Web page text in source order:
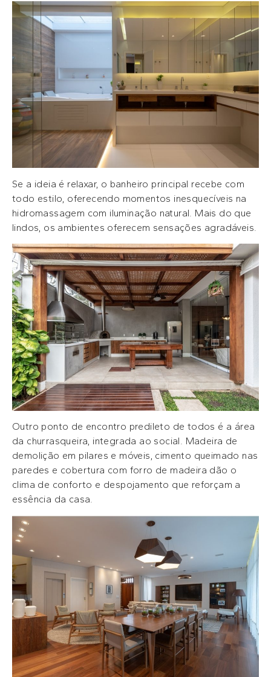
Se a ideia é relaxar, o banheiro principal recebe com
todo estilo, oferecendo momentos inesquecíveis na
hidromassagem com iluminação natural. Mais do que
lindos, os ambientes oferecem sensações agradáveis.
Outro ponto de encontro predileto de todos é a área
da churrasqueira, integrada ao social. Madeira de
demolição em pilares e móveis, cimento queimado nas
paredes e cobertura com forro de madeira dão o
clima de conforto e despojamento que reforçam a
essência da casa.